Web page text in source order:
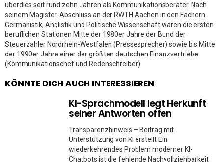
überdies seit rund zehn Jahren als Kommunikationsberater. Nach
seinem Magister-Abschluss an der RWTH Aachen in den Fächern
Germanistik, Anglistik und Politische Wissenschaft waren die ersten
beruflichen Stationen Mitte der 1980er Jahre der Bund der
Steuerzahler Nordrhein-Westfalen (Pressesprecher) sowie bis Mitte
der 1990er Jahre einer der größten deutschen Finanzvertriebe
(Kommunikationschef und Redenschreiber).
KÖNNTE DICH AUCH INTERESSIEREN
KI-Sprachmodell legt Herkunft
seiner Antworten offen
Transparenzhinweis – Beitrag mit
Unterstützung von KI erstellt Ein
wiederkehrendes Problem moderner KI-
Chatbots ist die fehlende Nachvollziehbarkeit